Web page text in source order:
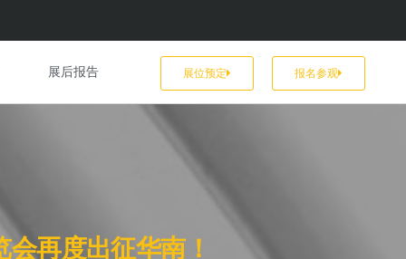
展后报告 展位预定 报名参观
再度出征华南！